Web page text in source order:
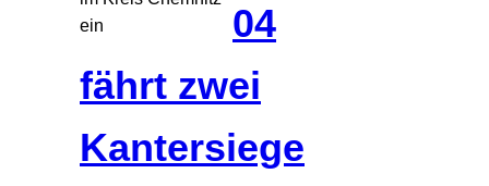
04
fährt zwei
Kantersiege